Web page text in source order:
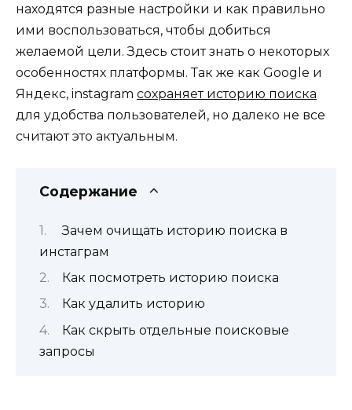
находятся разные настройки и как правильно
ими воспользоваться, чтобы добиться
желаемой цели. Здесь стоит знать о некоторых
особенностях платформы. Так же как Google и
Яндекс, instagram сохраняет историю поиска
для удобства пользователей, но далеко не все
считают это актуальным.
Содержание
Зачем очищать историю поиска в
инстаграм
Как посмотреть историю поиска
Как удалить историю
Как скрыть отдельные поисковые
запросы